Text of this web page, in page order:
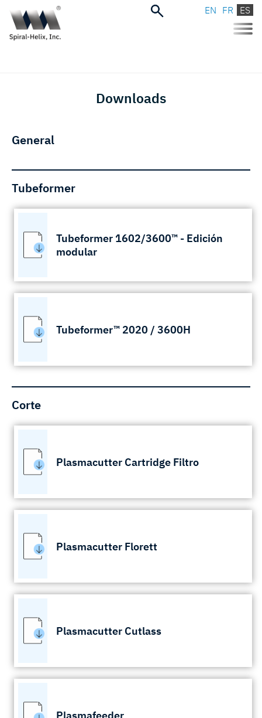
Toggle
EN FR ES
Downloads
General
Tubeformer
Tubeformer 1602/3600™ - Edición
modular
Tubeformer™ 2020 / 3600H
Corte
Plasmacutter Cartridge Filtro
Plasmacutter Florett
Plasmacutter Cutlass
Plasmafeeder